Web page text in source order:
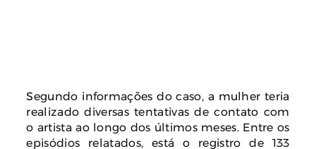
Segundo informações do caso, a mulher teria
realizado diversas tentativas de contato com
o artista ao longo dos últimos meses. Entre os
episódios relatados, está o registro de 133